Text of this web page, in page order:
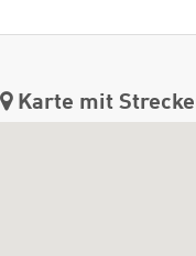
Karte mit